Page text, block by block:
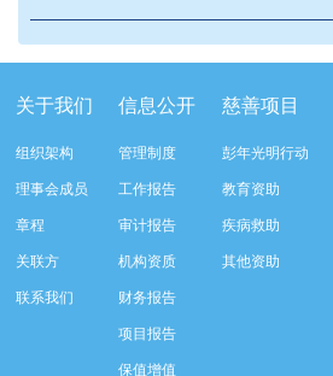
关于我们
组织架构
理事会成员
章程
关联方
联系我们
信息公开
管理制度
工作报告
审计报告
机构资质
财务报告
项目报告
保值增值
慈善项目
彭年光明行动
教育资助
疾病救助
其他资助